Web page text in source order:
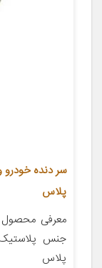
پلاس
جنس
پلاس